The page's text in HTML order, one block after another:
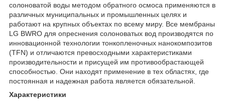
солоноватой воды методом обратного осмоса применяются в
различных муниципальных и промышленных целях и
работают на крупных объектах по всему миру. Все мембраны
LG BWRO для опреснения солоноватых вод производятся по
инновационной технологии тонкопленочных нанокомпозитов
(TFN) и отличаются превосходными характеристиками
производительности и присущей им противообрастающей
способностью. Они находят применение в тех областях, где
постоянная и надежная работа является обязательной.
Характеристики